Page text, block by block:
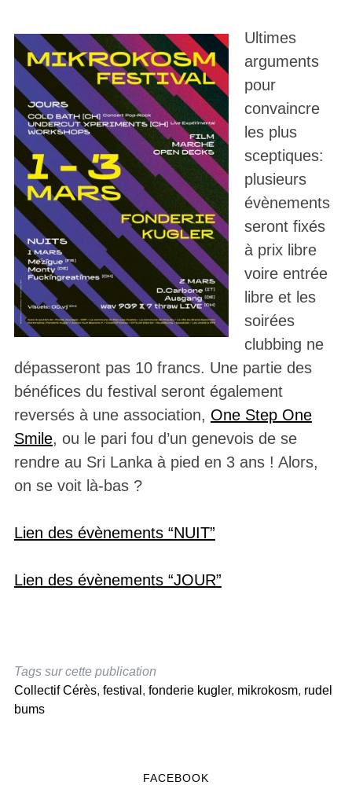
Ultimes
arguments
pour
convaincre
les plus
sceptiques:
plusieurs
évènements
seront fixés
à prix libre
voire entrée
libre et les
soirées
clubbing ne
dépasseront pas 10 francs. Une partie des
bénéfices du festival seront également
reversés à une association, One Step One
Smile, ou le pari fou d’un genevois de se
rendre au Sri Lanka à pied en 3 ans ! Alors,
on se voit là-bas ?
Lien des évènements “NUIT”
Lien des évènements “JOUR”
Tags sur cette publication
Collectif Cérès, festival , fonderie kugler, mikrokosm, rudel
bums
FACEBOOK